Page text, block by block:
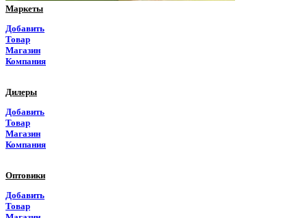
Маркеты
Добавить
Товар
Магазин
Компания
Дилеры
Добавить
Товар
Магазин
Компания
Оптовики
Добавить
Товар